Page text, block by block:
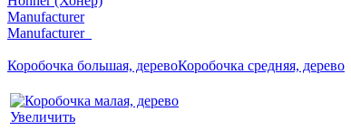
Manufacturer
Manufacturer_
Коробочка большая, деревоКоробочка средняя, дерево
Увеличить